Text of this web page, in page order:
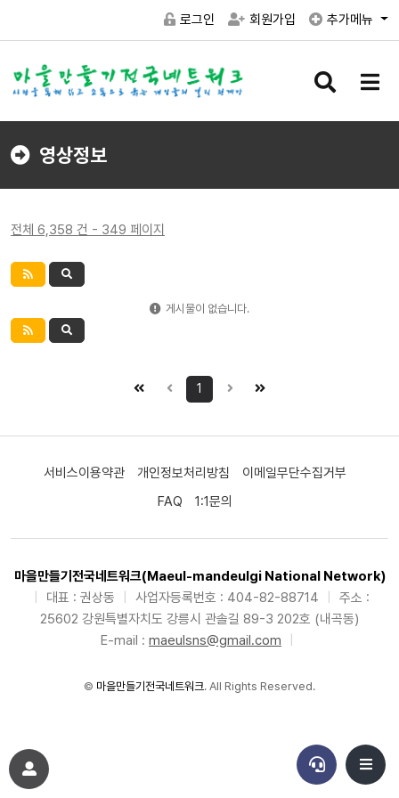
로그인 회원가입 추가메뉴
검
버
메
버
영상정보
전체 6,358 건 - 349 페이지
게시물이 없습니다.
1
서비스이용약관 개인정보처리방침
이메일무단수집거부
FAQ
1:1문의
마을만들기전국네트워크(Maeul-mandeulgi National Network)
대표 : 권상동 사업자등록번호 : 404-82-88714
주소 :
25602 강원특별자치도 강릉시 관솔길 89-3 202호 (내곡동)
E-mail : maeulsns@gmail.com
© 마을만들기전국네트워크. All Rights Reserved.